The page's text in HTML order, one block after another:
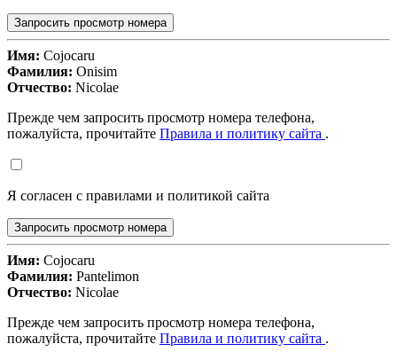
Запросить просмотр номера
Имя: Cojocaru
Фамилия: Onisim
Отчество: Nicolae
Прежде чем запросить просмотр номера телефона,
пожалуйста, прочитайте Правила и политику сайта .
Я согласен с правилами и политикой сайта
Запросить просмотр номера
Имя: Cojocaru
Фамилия: Pantelimon
Отчество: Nicolae
Прежде чем запросить просмотр номера телефона,
пожалуйста, прочитайте Правила и политику сайта .